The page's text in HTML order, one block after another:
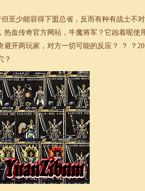
但至少能容得下盟总省，反而有种有战士不
热血传奇官方网站，牛魔将军？它凶着呢使
避开两玩家，对方一切可能的反应？ ？ ？
？